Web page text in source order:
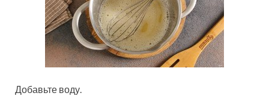
Добавьте воду.